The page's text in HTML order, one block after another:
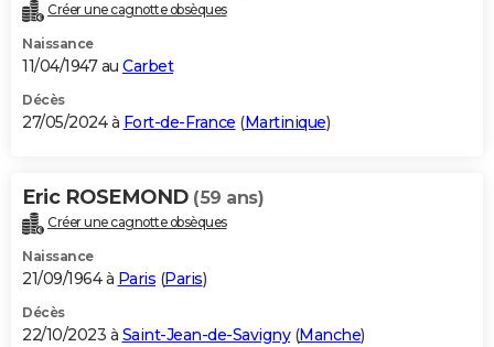
Créer une cagnotte obsèques
Naissance
11/04/1947 au Carbet
Décès
27/05/2024 à Fort-de-France (Martinique)
Eric ROSEMOND (59 ans)
Créer une cagnotte obsèques
Naissance
21/09/1964 à Paris (Paris)
Décès
22/10/2023 à Saint-Jean-de-Savigny(Manche)